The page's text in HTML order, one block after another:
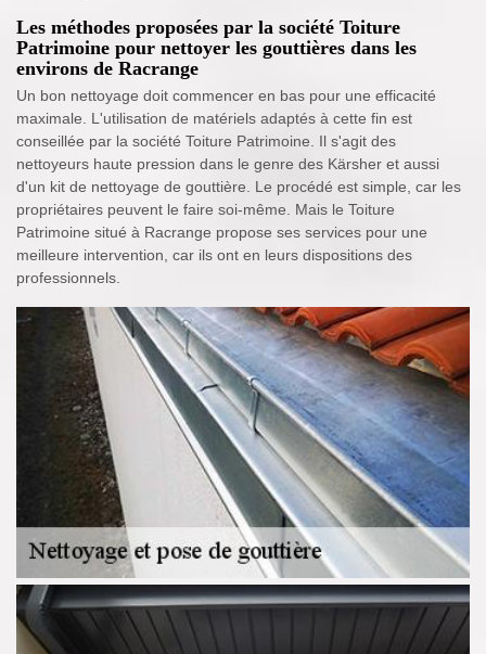
Les méthodes proposées par la société Toiture
Patrimoine pour nettoyer les gouttières dans les
environs de Racrange
Un bon nettoyage doit commencer en bas pour une efficacité
maximale. L'utilisation de matériels adaptés à cette fin est
conseillée par la société Toiture Patrimoine. Il s'agit des
nettoyeurs haute pression dans le genre des Kärsher et aussi
d'un kit de nettoyage de gouttière. Le procédé est simple, car les
propriétaires peuvent le faire soi-même. Mais le Toiture
Patrimoine situé à Racrange propose ses services pour une
meilleure intervention, car ils ont en leurs dispositions des
professionnels.